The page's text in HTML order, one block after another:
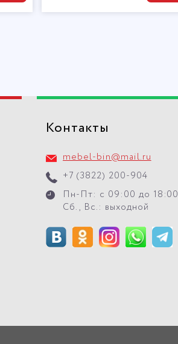
Контакты
mebel-bin@mail.ru
+7 (3822) 200-904
Пн-Пт: с 09:00 до 18:00
Сб., Вс.: выходной